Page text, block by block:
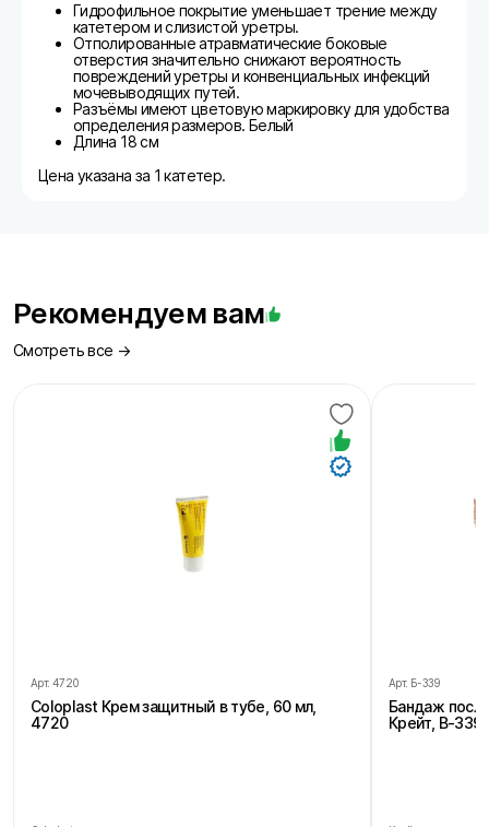
Гидрофильное покрытие уменьшает трение между
катетером и слизистой уретры.
Отполированные атравматические боковые
отверстия значительно снижают вероятность
повреждений уретры и конвенциальных инфекций
мочевыводящих путей.
Разъёмы имеют цветовую маркировку для удобства
определения размеров. Белый
Длина 18 см
Цена указана за 1 катетер.
Рекомендуем вам
Смотреть все →
Арт. 4720
Coloplast Крем защитный в тубе, 60 мл,
4720
Арт. Б-339
Бандаж
Крейт, В-